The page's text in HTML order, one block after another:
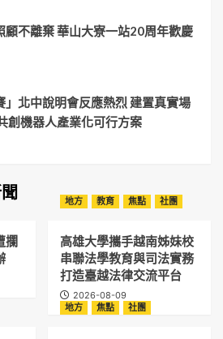
顧不離棄 華山大寮一站20周年歡慶
」北中說明會反應熱烈 建置真實場
創機器人產業化可行方案
攔
地方 教育 焦點 社團
高雄大學攜手越南姊妹校
串聯法學教育與司法實務
打造臺越法律交流平台
2026-08-09
地方 焦點 社團